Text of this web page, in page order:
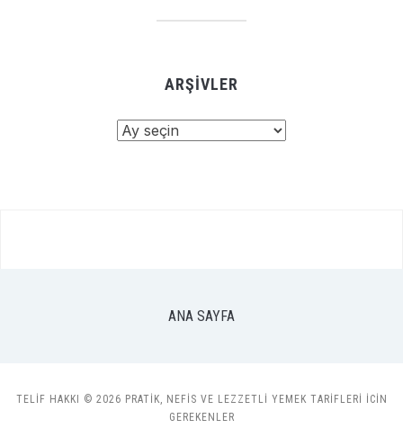
ARŞIVLER
ANA SAYFA
TELIF HAKKI © 2026 PRATIK, NEFIS VE LEZZETLI YEMEK TARIFLERI ICIN
GEREKENLER